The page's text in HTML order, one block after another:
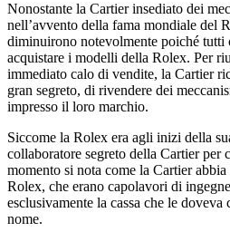
Nonostante la Cartier insediato dei
nell’avvento della fama mondiale del
diminuirono notevolmente poiché tutti
acquistare i modelli della Rolex. Per
immediato calo di vendite, la Cartier
gran segreto, di rivendere dei
impresso il loro marchio.
Siccome la Rolex era agli inizi della
collaboratore segreto della Cartier per
momento si nota come la Cartier
Rolex, che erano capolavori di
esclusivamente la cassa che le
nome.